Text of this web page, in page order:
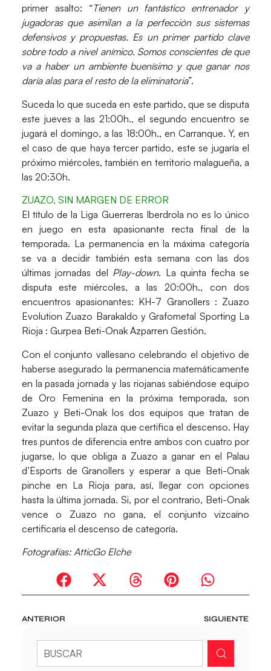
primer asalto: “Tienen un fantástico entrenador y
jugadoras que asimilan a la perfección sus sistemas
defensivos y propuestas. Es un primer partido clave
sobre todo a nivel anímico. Somos conscientes de que
va a haber un ambiente buenísimo y que ganar nos
daría alas para el resto de la eliminatoria”.
Suceda lo que suceda en este partido, que se disputa
este jueves a las 21:00h., el segundo encuentro se
jugará el domingo, a las 18:00h., en Carranque. Y, en
el caso de que haya tercer partido, este se jugaría el
próximo miércoles, también en territorio malagueña, a
las 20:30h.
ZUAZO, SIN MARGEN DE ERROR
El título de la Liga Guerreras Iberdrola no es lo único
en juego en esta apasionante recta final de la
temporada. La permanencia en la máxima categoría
se va a decidir también esta semana con las dos
últimas jornadas del Play-down. La quinta fecha se
disputa este miércoles, a las 20:00h., con dos
encuentros apasionantes: KH-7 Granollers : Zuazo
Evolution Zuazo Barakaldo y Grafometal Sporting La
Rioja : Gurpea Beti-Onak Azparren Gestión.
Con el conjunto vallesano celebrando el objetivo de
haberse asegurado la permanencia matemáticamente
en la pasada jornada y las riojanas sabiéndose equipo
deOro Femenina en la próxima temporada, son
Zuazo y Beti-Onaklos dos equipos que tratan de
evitar la segunda plaza que certifica el descenso. Hay
tres puntos de diferencia entre ambos con cuatro por
jugarse, lo que obliga a Zuazo a ganar en el Palau
d’Esports de Granollers y esperar a que Beti-Onak
pinche en La Rioja para, así, llegar con opciones
hasta la última jornada. Si, por el contrario, Beti-Onak
vence o Zuazo no gana, el conjunto vizcaíno
certificaría el descenso de categoría.
Fotografías: AtticGo Elche
ANTERIOR SIGUIENTE